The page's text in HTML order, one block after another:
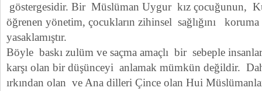
göstergesidir. Bir Müslüman Uygur kız çocuğunun,
öğrenen yönetim, çocukların zihinsel sağlığını
yasaklamıştır.
Böyle baskı zulüm ve saçma amaçlı bir sebeple
karşı olan bir düşünceyi anlamak mümkün değildir.
ırkından olan ve Ana dilleri Çince olan Hui